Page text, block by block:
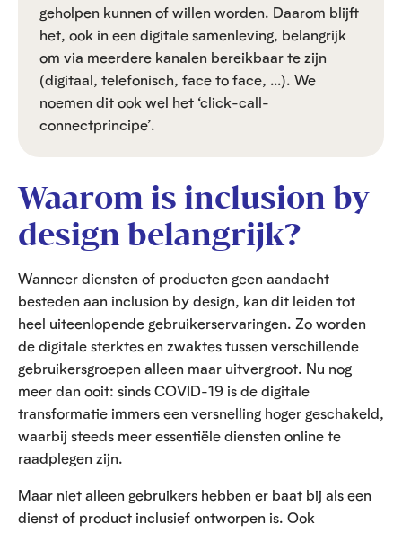
geholpen kunnen of willen worden. Daarom blijft
het, ook in een digitale samenleving, belangrijk
om via meerdere kanalen bereikbaar te zijn
(digitaal, telefonisch, face to face, …). We
noemen dit ook wel het ‘click-call-
connectprincipe’.
Waarom is inclusion by
design belangrijk?
Wanneer diensten of producten geen aandacht
besteden aan inclusion by design, kan dit leiden tot
heel uiteenlopende gebruikerservaringen. Zo worden
de digitale sterktes en zwaktes tussen verschillende
gebruikersgroepen alleen maar uitvergroot. Nu nog
meer dan ooit: sinds COVID-19 is de digitale
transformatie immers een versnelling hoger geschakeld,
waarbij steeds meer essentiële diensten online te
raadplegen zijn.
Maar niet alleen gebruikers hebben er baat bij als een
dienst of product inclusief ontworpen is. Ook